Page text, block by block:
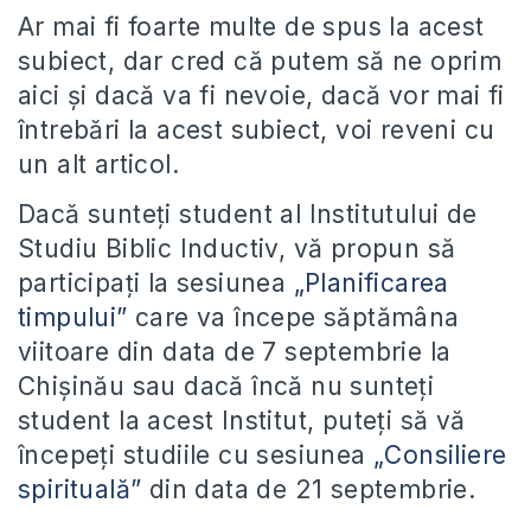
Ar mai fi foarte multe de spus la acest
subiect, dar cred că putem să ne oprim
aici și dacă va fi nevoie, dacă vor mai fi
întrebări la acest subiect, voi reveni cu
un alt articol.
Dacă sunteți student al Institutului de
Studiu Biblic Inductiv, vă propun să
participați la sesiunea „Planificarea
timpului” care va începe săptămâna
viitoare din data de 7 septembrie la
Chișinău sau dacă încă nu sunteți
student la acest Institut, puteți să vă
începeți studiile cu sesiunea „Consiliere
spirituală” din data de 21 septembrie.